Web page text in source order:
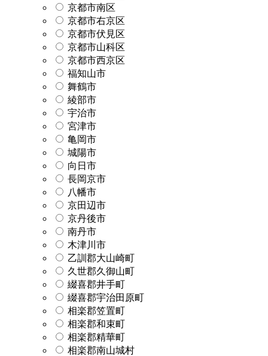
京都市南区
京都市右京区
京都市伏見区
京都市山科区
京都市西京区
福知山市
舞鶴市
綾部市
宇治市
宮津市
亀岡市
城陽市
向日市
長岡京市
八幡市
京田辺市
京丹後市
南丹市
木津川市
乙訓郡大山崎町
久世郡久御山町
綴喜郡井手町
綴喜郡宇治田原町
相楽郡笠置町
相楽郡和束町
相楽郡精華町
相楽郡南山城村